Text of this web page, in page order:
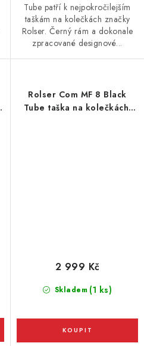
Tube patří k nejpokročilejším
taškám na kolečkách značky
Rolser. Černý rám a dokonale
zpracované designové...
Rolser Com MF 8 Black
Tube taška na kolečkách,
Skladem (1 ks)
2 999 Kč